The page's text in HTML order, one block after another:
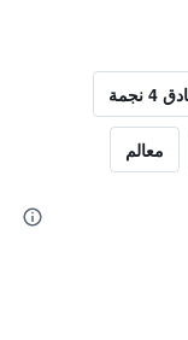
4 نجمة
معالم